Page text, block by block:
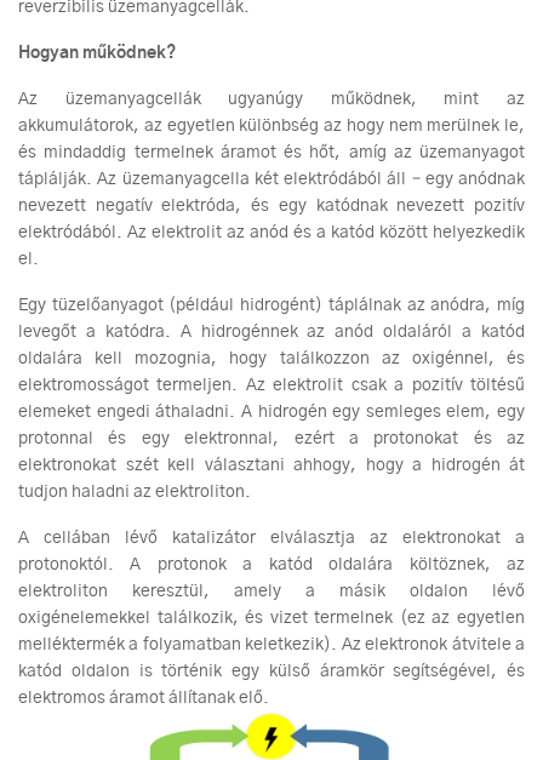
reverzibilis üzemanyagcellák.
Hogyan működnek?
Az üzemanyagcellák ugyanúgy működnek, mint az
akkumulátorok, az egyetlen különbség az hogy nem merülnek le,
és mindaddig termelnek áramot és hőt, amíg az üzemanyagot
táplálják. Az üzemanyagcella két elektródából áll – egy anódnak
nevezett negatív elektróda, és egy katódnak nevezett pozitív
elektródából. Az elektrolit az anód és a katód között helyezkedik
el.
Egy tüzelőanyagot (például hidrogént) táplálnak az anódra, míg
levegőt a katódra. A hidrogénnek az anód oldaláról a katód
oldalára kell mozognia, hogy találkozzon az oxigénnel, és
elektromosságot termeljen. Az elektrolit csak a pozitív töltésű
elemeket engedi áthaladni. A hidrogén egy semleges elem, egy
protonnal és egy elektronnal, ezért a protonokat és az
elektronokat szét kell választani ahhogy, hogy a hidrogén át
tudjon haladni az elektroliton.
A cellában lévő katalizátor elválasztja az elektronokat a
protonoktól. A protonok a katód oldalára költöznek, az
elektroliton keresztül, amely a másik oldalon lévő
oxigénelemekkel találkozik, és vizet termelnek (ez az egyetlen
melléktermék a folyamatban keletkezik). Az elektronok átvitele a
katód oldalon is történik egy külső áramkör segítségével, és
elektromos áramot állítanak elő.